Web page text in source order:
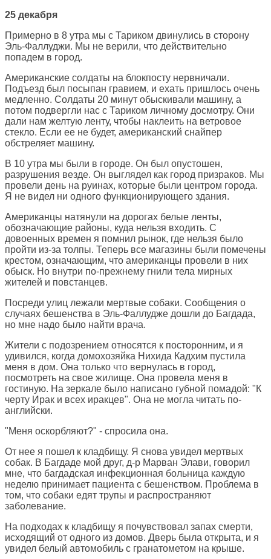
25 декабря
Примерно в 8 утра мы с Тариком двинулись в сторону
Эль-Фаллуджи. Мы не верили, что действительно
попадем в город.
Американские солдаты на блокпосту нервничали.
Подъезд был посыпан гравием, и ехать пришлось очень
медленно. Солдаты 20 минут обыскивали машину, а
потом подвергли нас с Тариком личному досмотру. Они
дали нам желтую ленту, чтобы наклеить на ветровое
стекло. Если ее не будет, американский снайпер
обстреляет машину.
В 10 утра мы были в городе. Он был опустошен,
разрушения везде. Он выглядел как город призраков. Мы
провели день на руинах, которые были центром города.
Я не видел ни одного функционирующего здания.
Американцы натянули на дорогах белые ленты,
обозначающие районы, куда нельзя входить. С
довоенных времен я помнил рынок, где нельзя было
пройти из-за толпы. Теперь все магазины были помечены
крестом, означающим, что американцы провели в них
обыск. Но внутри по-прежнему гнили тела мирных
жителей и повстанцев.
Посреди улиц лежали мертвые собаки. Сообщения о
случаях бешенства в Эль-Фаллудже дошли до Багдада,
но мне надо было найти врача.
Жители с подозрением относятся к посторонним, и я
удивился, когда домохозяйка Нихида Кадхим пустила
меня в дом. Она только что вернулась в город,
посмотреть на свое жилище. Она провела меня в
гостиную. На зеркале было написано губной помадой: "К
черту Ирак и всех иракцев". Она не могла читать по-
английски.
"Меня оскорбляют?" - спросила она.
От нее я пошел к кладбищу. Я снова увидел мертвых
собак. В Багдаде мой друг, д-р Марван Элави, говорил
мне, что багдадская инфекционная больница каждую
неделю принимает пациента с бешенством. Проблема в
том, что собаки едят трупы и распространяют
заболевание.
На подходах к кладбищу я почувствовал запах смерти,
исходящий от одного из домов. Дверь была открыта, и я
увидел белый автомобиль с гранатометом на крыше.